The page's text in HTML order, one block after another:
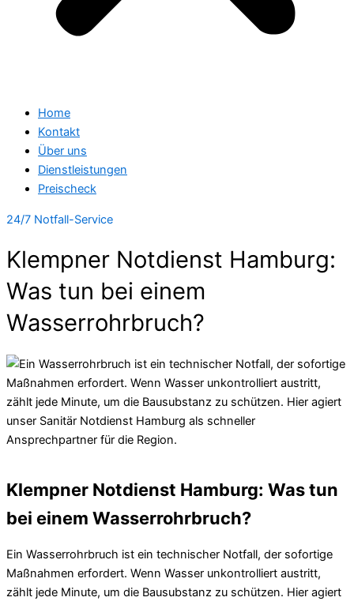
Home
Kontakt
Über uns
Dienstleistungen
Preischeck
24/7 Notfall-Service
Klempner Notdienst Hamburg:
Was tun bei einem
Wasserrohrbruch?
Klempner Notdienst Hamburg: Was tun
bei einem Wasserrohrbruch?
Ein Wasserrohrbruch ist ein technischer Notfall, der sofortige
Maßnahmen erfordert. Wenn Wasser unkontrolliert austritt,
zählt jede Minute, um die Bausubstanz zu schützen. Hier agiert